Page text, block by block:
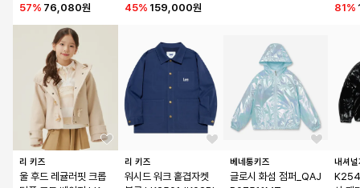
3JK71CH
57% 76,080원
리 키즈
울 후드 레귤러핏 크롭
S_BLK
45% 159,000원
리 키즈
워시드 워크 홑겹자켓
베네통키즈
글로시 화섬 점퍼_QAJ
ey
81%
내셔